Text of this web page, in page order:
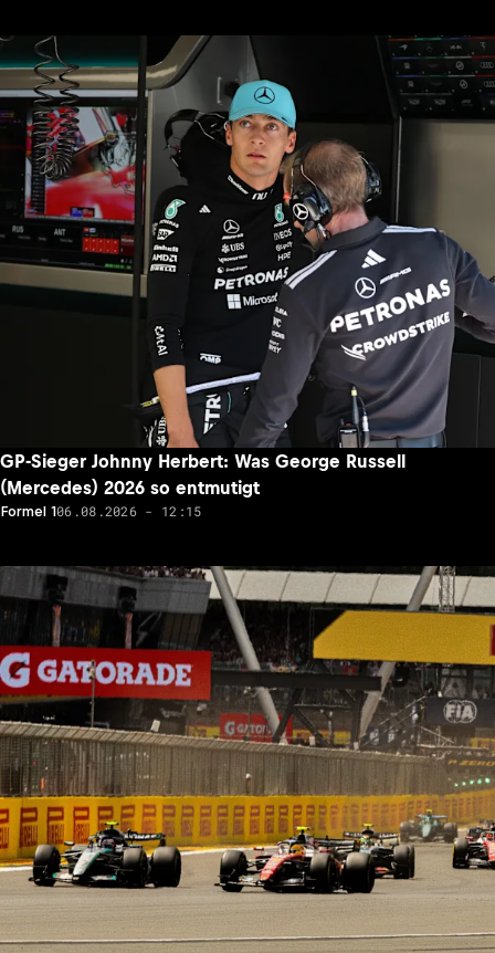
GP-Sieger Johnny Herbert: Was George Russell
(Mercedes) 2026 so entmutigt
Formel 106.08.2026 - 12:15